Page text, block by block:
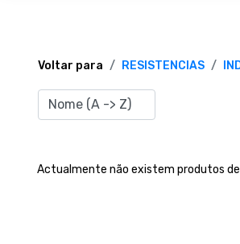
TERMOS E CONDIÇÕES
CATÁLOGOS
Voltar para RESISTENCIAS
Actualmente não existem produtos